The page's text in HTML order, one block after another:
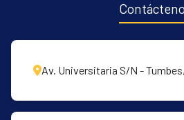
Av. Universitaria S/N -